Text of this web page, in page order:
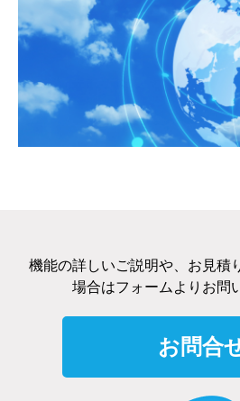
機能の詳しいご説明や、お見積
場合はフォームよりお問
お問合